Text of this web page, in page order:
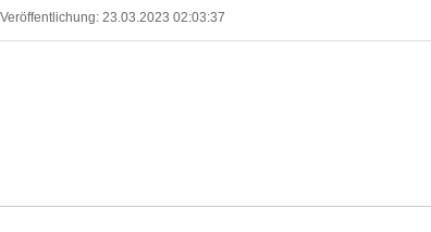
23.03.2023 02:03:37